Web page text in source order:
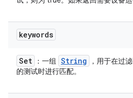
keywords
Set ：一组 String
，用于在过
的测试时进行匹配。